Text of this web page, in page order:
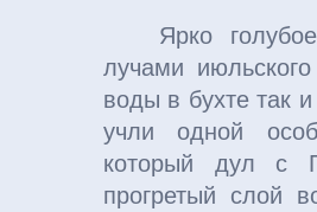
Ярко
лучами
воды в бухте так
учли одной
который дул с
прогретый слой